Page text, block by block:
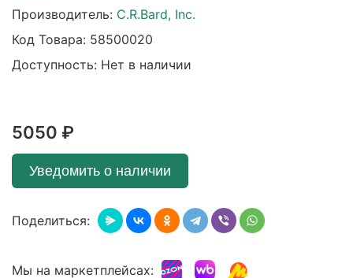
Производитель: C.R.Bard, Inc.
Код Товара: 58500020
Доступность: Нет в наличии
5050 ₽
Уведомить о наличии
Поделиться:
Мы на маркетплейсах: